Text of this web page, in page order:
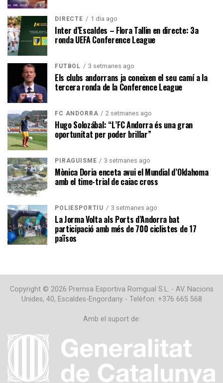
DIRECTE 1 dia ago
Inter d’Escaldes – Flora Tallin en directe: 3a
ronda UEFA Conference League
FUTBOL 3 setmanes ago
Els clubs andorrans ja coneixen el seu camí a la
tercera ronda de la Conference League
FC ANDORRA 2 setmanes ago
Hugo Solozábal: “L’FC Andorra és una gran
oportunitat per poder brillar”
PIRAGÜISME 3 setmanes ago
Mònica Doria enceta avui el Mundial d’Oklahoma
amb el time-trial de caiac cross
POLIESPORTIU 3 setmanes ago
La Jorma Volta als Ports d’Andorra bat
participació amb més de 700 ciclistes de 17
països
Copyright © 2026 Premsa Esportiva Romgual S.L. - AV. Nacions
Unides, 40, Escaldes-Engordany - Telèfon: +376 665 568
Amb el suport de: